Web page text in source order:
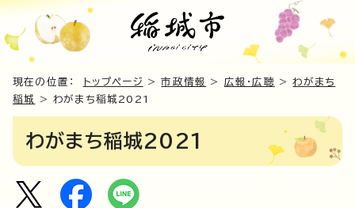
現在の位置： トップページ >市政情報 > 広報・広聴 >わがまち
稲城
> わがまち稲城2021
わがまち稲城2021